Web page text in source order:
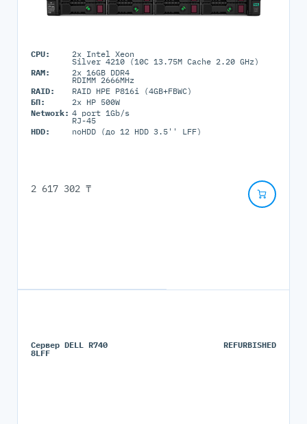
CPU: 2x Intel Xeon
Silver 4210 (10C 13.75M Cache 2.20 GHz)
RAM:
2x 16GB DDR4
RDIMM 2666MHz
RAID:
RAID HPE P816i (4GB+FBWC)
БП:
2x HP 500W
Network: 4 port 1Gb/s
RJ-45
HDD:
noHDD (до 12 HDD 3.5'' LFF)
2 617 302 ₸
Сервер DELL R740
8LFF
REFURBISHED